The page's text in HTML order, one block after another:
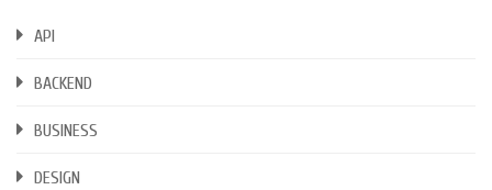
API
BACKEND
BUSINESS
DESIGN